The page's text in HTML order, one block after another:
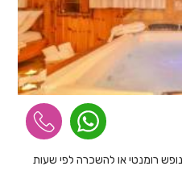
רומנטי או להשכרה לפי שעות